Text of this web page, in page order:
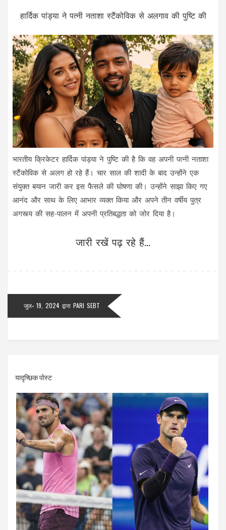
हार्दिक पांड्या ने पत्नी नताशा स्टैंकोविक से अलगाव की पुष्टि की
भारतीय क्रिकेटर हार्दिक पांड्या ने पुष्टि की है कि वह अपनी पत्नी नताशा
स्टैंकोविक से अलग हो रहे हैं। चार साल की शादी के बाद उन्होंने एक
संयुक्त बयान जारी कर इस फैसले की घोषणा की। उन्होंने साझा किए गए
आनंद और साथ के लिए आभार व्यक्त किया और अपने तीन वर्षीय पुत्र
अगस्त्य की सह-पालन में अपनी प्रतिबद्धता को जोर दिया है।
जारी रखें पढ़ रहे हैं...
जुल॰ 19, 2024 द्वारा PARI SEBT
यादृच्छिक पोस्ट